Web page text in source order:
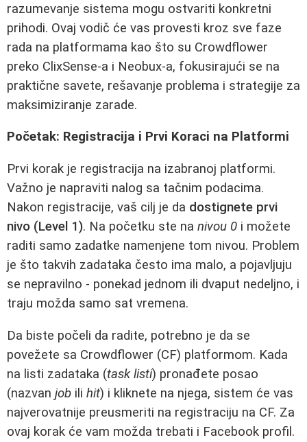
razumevanje sistema mogu ostvariti konkretni
prihodi. Ovaj vodič će vas provesti kroz sve faze
rada na platformama kao što su Crowdflower
preko ClixSense-a i Neobux-a, fokusirajući se na
praktične savete, rešavanje problema i strategije za
maksimiziranje zarade.
Početak: Registracija i Prvi Koraci na Platformi
Prvi korak je registracija na izabranoj platformi.
Važno je napraviti nalog sa tačnim podacima.
Nakon registracije, vaš cilj je da dostignete prvi
nivo (Level 1). Na početku ste na nivou 0 i možete
raditi samo zadatke namenjene tom nivou. Problem
je što takvih zadataka često ima malo, a pojavljuju
se nepravilno - ponekad jednom ili dvaput nedeljno, i
traju možda samo sat vremena.
Da biste počeli da radite, potrebno je da se
povežete sa Crowdflower (CF) platformom. Kada
na listi zadataka (task listi) pronađete posao
(nazvan job ili hit) i kliknete na njega, sistem će vas
najverovatnije preusmeriti na registraciju na CF. Za
ovaj korak će vam možda trebati i Facebook profil.